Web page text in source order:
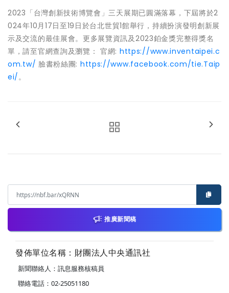
2023「台灣創新技術博覽會」三天展期已圓滿落幕，下屆將於2
024年10月17日至19日於台北世貿1館舉行，持續扮演發明創新展
示及交流的最佳展會。更多展覽資訊及2023鉑金獎完整得獎名
單，請至官網查詢及瀏覽： 官網: https://www.inventaipei.c
om.tw/ 臉書粉絲團: https://www.facebook.com/tie.Taip
ei/。
推廣新聞稿
發佈單位名稱：財團法人中央通訊社
新聞聯絡人：訊息服務核稿員
聯絡電話：02-25051180